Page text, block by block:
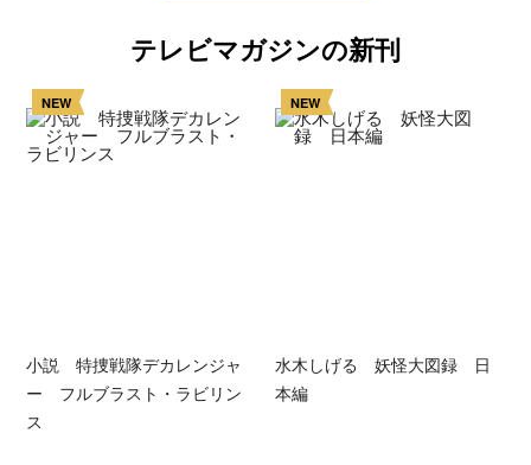
テレビマガジンの新刊
NEW
小説 特捜戦隊デカレンジャ
ー フルブラスト・ラビリン
ス
NEW
水木しげる 妖怪大図録 日
本編